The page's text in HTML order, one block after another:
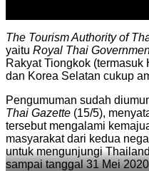
The Tourism Authority of
yaitu Royal Thai
Rakyat Tiongkok
dan Korea Selatan cukup
Pengumuman sudah
Thai Gazette (15/5),
tersebut mengalami
masyarakat dari kedua
untuk mengunjungi
sampai tanggal 31 Mei